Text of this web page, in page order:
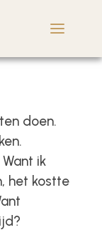
doen.
ik
het kostte